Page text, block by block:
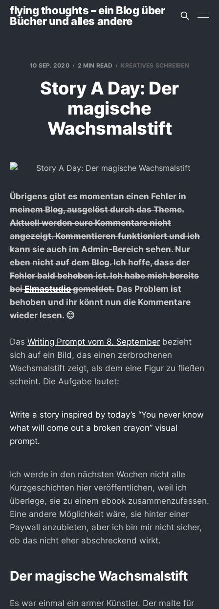
flying thoughts – ein Blog über
Bücher und alles andere
10 SEP. 2020 2 MIN READ KREATIVES SCHREIBEN
Story A Day: Der
magische
Wachsmalstift
Übrigens gibt es momentan einen Fehler in
meinem Blog, ausgelöst durch das Theme.
Aktuell werden eure Kommentare nicht
angezeigt. Kommentieren funktioniert und ich
kann sie auch im Admin-Bereich sehen. Nur
eben nicht auf dem Blog. Ich hoffe, dass der
Fehler bald behoben ist. Ich habe mich bereits
beiElmastudiogemeldet. Das Problem ist
behoben und ihr könnt nun die Kommentare
wieder lesen. 😊
Das Writing Prompt vom 8. September bezieht
sich auf ein Bild, das einen zerbrochenen
Wachsmalstift zeigt, als dem eine Figur zu fließen
scheint. Die Aufgabe lautet:
Write a story inspired by today’s “You never know
what will come out a broken crayon” visual
prompt.
Ich werde in den nächsten Wochen nicht alle
Kurzgeschichten hier veröffentlichen, weil ich
überlege, sie zu einem ebook zusammenzufassen.
Eine andere Möglichkeit wäre, sie hinter einer
Paywall anzubieten, aber ich bin mir nicht sicher,
ob das nicht eher abschreckend wirkt.
Der magische Wachsmalstift
Es war einmal ein armer Künstler. Der malte für